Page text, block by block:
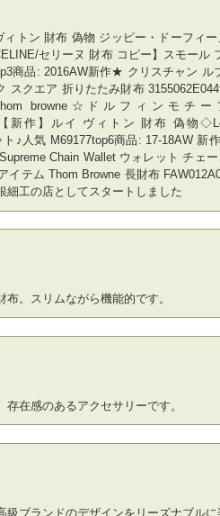
ィトン 財布 偽物 ジッピー・ドーフィ
セリーヌ 財布 コピー】スモール
商品: 2016AW新作★ クリスチャン ル
スクエア 折りたたみ財布
browne☆ドルフィンモチー
【新作】ルイ ヴィトン 財布 偽物
♪人気 M69177top6商品: 17-18AW 新
Chain Wallet ウォレット チェ
イテム Thom Browne 長財布
細工の店としてスタートしました
。スリムながら機能的です。
在感のあるアクセサリーです。
級ブランドのデザインをリーズナブル